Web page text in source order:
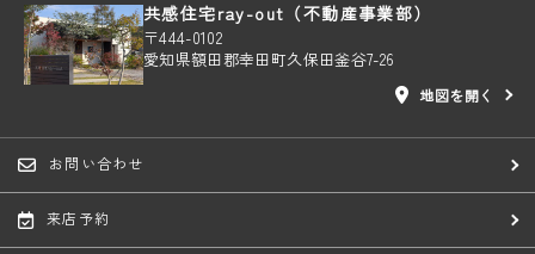
共感住宅ray-out（不動産事業部）
〒444-0102
愛知県額田郡幸田町久保田釜谷7-26
地図を開く
お問い合わせ
来店予約